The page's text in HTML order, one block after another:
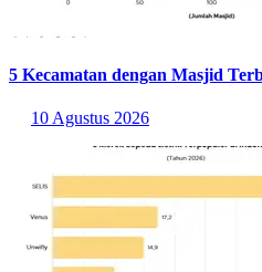
5 Kecamatan dengan Masjid
10 Agustus 2026